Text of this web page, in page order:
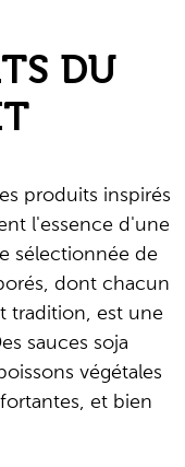
DU
produits inspirés
l'essence d'une
sélectionnée de
dont chacun
tradition, est une
sauces soja
végétales
et bien